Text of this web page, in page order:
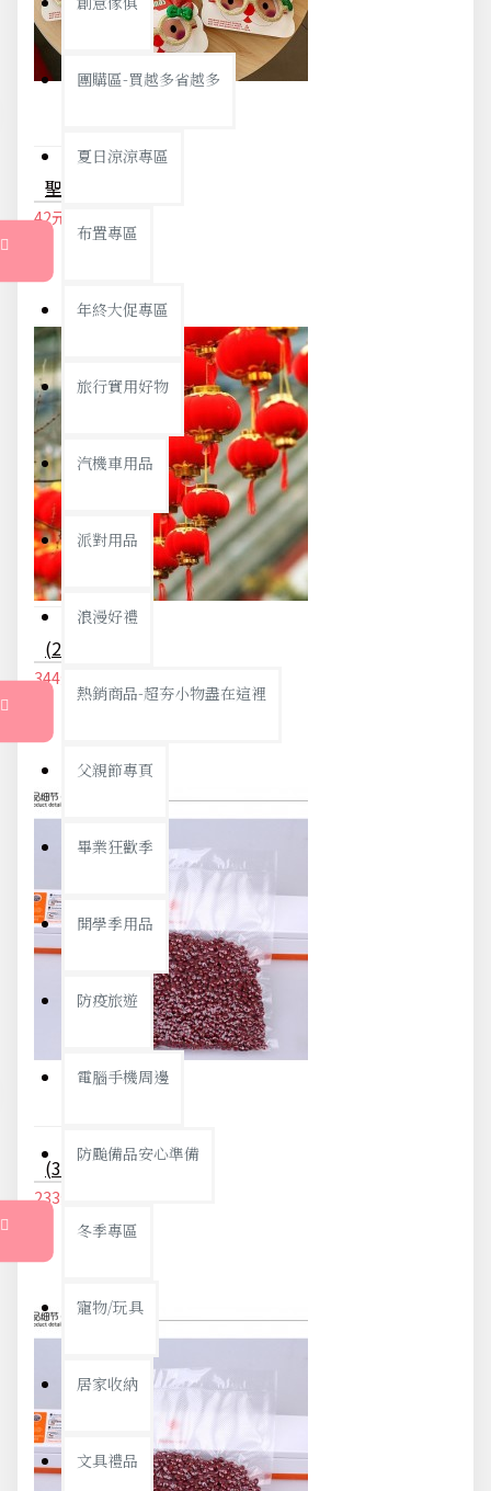
團購區-買越多省越多
夏日涼涼專區
布置專區
年終大促專區
旅行實用好物
汽機車用品
派對用品
浪漫好禮
熱銷商品-超夯小物盡在這裡
父親節專頁
畢業狂歡季
開學季用品
防疫旅遊
電腦手機周邊
防颱備品安心準備
冬季專區
寵物/玩具
居家收納
文具禮品
42元
344元
(30入)食品真空包裝袋 食品級家用保鮮袋 無毒單面紋路真空袋 真空封口機專用袋 20X25cm
233元